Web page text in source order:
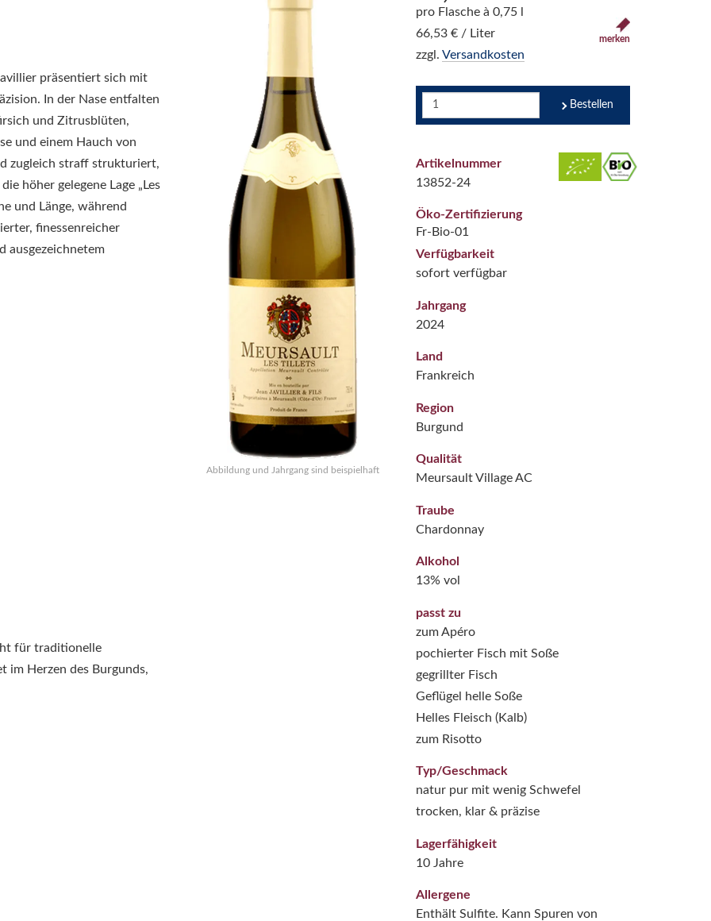
präsentiert sich mit
In der Nase entfalten
und Zitrusblüten,
und einem Hauch von
zugleich straff strukturiert,
höher gelegene Lage „Les
und Länge, während
finessenreicher
ausgezeichnetem
für traditionelle
im Herzen des Burgunds,
Abbildung und Jahrgang sind beispielhaft
pro Flasche à 0,75 l
66,53 € / Liter
zzgl. Versandkosten
merken
Bestellen
Artikelnummer
13852-24
Öko-Zertifizierung
Fr-Bio-01
Verfügbarkeit
sofort verfügbar
Jahrgang
2024
Land
Frankreich
Region
Burgund
Qualität
Meursault Village AC
Traube
Chardonnay
Alkohol
13% vol
passt zu
zum Apéro
pochierter Fisch mit Soße
gegrillter Fisch
Geflügel helle Soße
Helles Fleisch (Kalb)
zum Risotto
Typ/Geschmack
natur pur mit wenig Schwefel
trocken, klar & präzise
Lagerfähigkeit
10 Jahre
Allergene
Enthält Sulfite. Kann Spuren von